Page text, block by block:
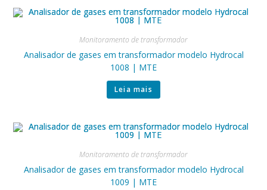
Monitoramento de transformador
Analisador de gases em transformador modelo Hydrocal
1008 | MTE
Leia mais
Monitoramento de transformador
Analisador de gases em transformador modelo Hydrocal
1009 | MTE